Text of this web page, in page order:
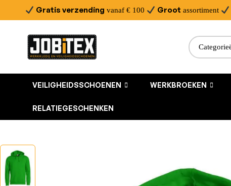
Gratis verzending vanaf € 100 Groot assortiment
VEILIGHEIDSSCHOENEN WERKBROEKEN
RELATIEGESCHENKEN